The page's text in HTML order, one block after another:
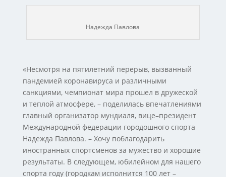
Надежда Павлова
«Несмотря на пятилетний перерыв, вызванный
пандемией коронавируса и различными
санкциями, чемпионат мира прошел в дружеской
и теплой атмосфере, – поделилась впечатлениями
главный организатор мундиаля, вице–президент
Международной федерации городошного спорта
Надежда Павлова. – Хочу поблагодарить
иностранных спортсменов за мужество и хорошие
результаты. В следующем, юбилейном для нашего
спорта году (городкам исполнится 100 лет –